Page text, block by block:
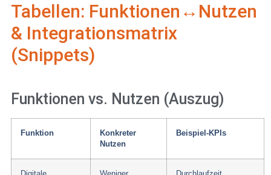
Tabellen: Funktionen↔Nutzen
& Integrationsmatrix
(Snippets)
Funktionen vs. Nutzen (Auszug)
Funktion
Konkreter
Nutzen
Beispiel-KPIs